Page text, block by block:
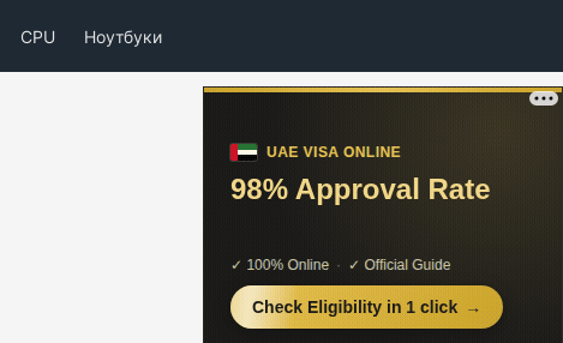
CPU Ноутбуки